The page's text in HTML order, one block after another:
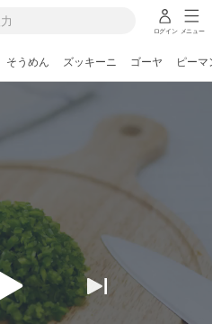
ログイン メニュー
そうめん ズッキーニ ゴーヤ ピーマ